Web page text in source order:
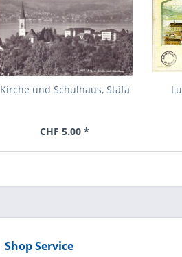
Kirche und Schulhaus, Stäfa
CHF 5.00 *
Shop Service